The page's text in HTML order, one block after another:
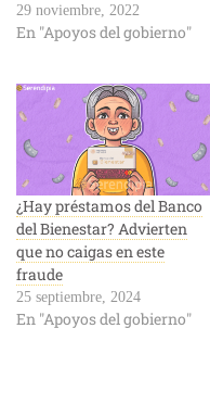
29 noviembre, 2022
En "Apoyos del gobierno"
¿Hay préstamos del Banco
del Bienestar? Advierten
que no caigas en este
fraude
25 septiembre, 2024
En "Apoyos del gobierno"